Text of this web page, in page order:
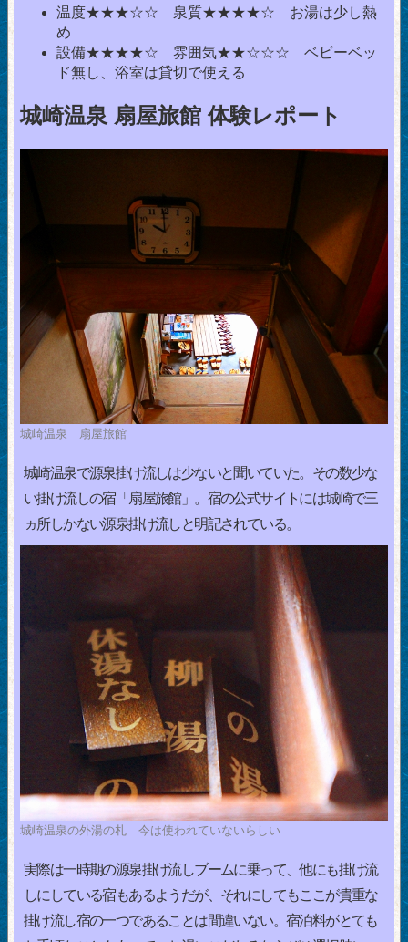
温度★★★☆☆ 泉質★★★★☆ お湯は少し熱
め
設備★★★★☆ 雰囲気★★☆☆☆ ベビーベッ
ド無し、浴室は貸切で使える
城崎温泉 扇屋旅館 体験レポート
城崎温泉 扇屋旅館
城崎温泉で源泉掛け流しは少ないと聞いていた。その数少な
い掛け流しの宿「扇屋旅館」。宿の公式サイトには城崎で三
ヵ所しかない源泉掛け流しと明記されている。
城崎温泉の外湯の札 今は使われていないらしい
実際は一時期の源泉掛け流しブームに乗って、他にも掛け流
しにしている宿もあるようだが、それにしてもここが貴重な
掛け流し宿の一つであることは間違いない。宿泊料がとても